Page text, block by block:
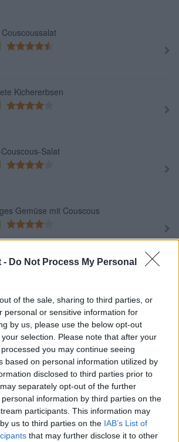
- Do Not Process My Personal
of the sale, sharing to third parties, or
personal or sensitive information for
by us, please use the below opt-out
selection. Please note that after your
you may continue seeing
based on personal information utilized by
disclosed to third parties prior to
separately opt-out of the further
information by third parties on the
participants. This information may
us to third parties on the IAB’s List of
that may further disclose it to other
Kichererbsen
Salat
Gemüse mit Couscous
Salat mit Kichererbsen
Laberln